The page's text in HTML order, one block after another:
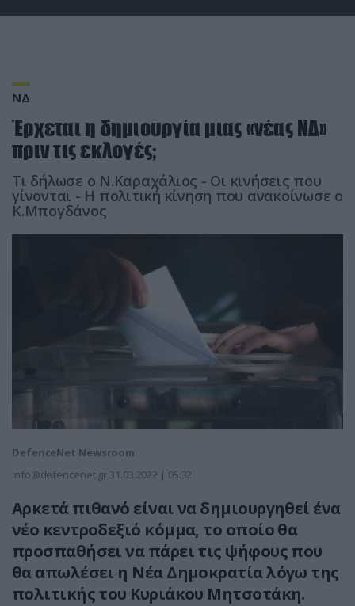
ΝΔ
Έρχεται η δημιουργία μιας «νέας ΝΔ»
πριν τις εκλογές;
Τι δήλωσε ο Ν.Καραχάλιος - Οι κινήσεις που
γίνονται - Η πολιτική κίνηση που ανακοίνωσε ο
Κ.Μπογδάνος
DefenceNet Newsroom
info@defencenet.gr 31.03.2022 | 05:32
Αρκετά πιθανό είναι να δημιουργηθεί ένα
νέο κεντροδεξιό κόμμα, το οποίο θα
προσπαθήσει να πάρει τις ψήφους που
θα απωλέσει η Νέα Δημοκρατία λόγω της
πολιτικής του Κυριάκου Μητσοτάκη.